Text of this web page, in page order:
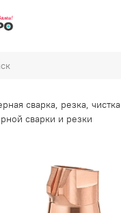
сварка, резка, чистка
сварки и резки